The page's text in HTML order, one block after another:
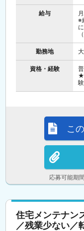
給与
※
勤務地
資格・経験
★
応募可能期
こ
住宅メンテナン
／残業少ない／